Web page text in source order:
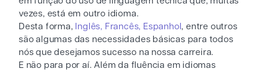
vezes, está em outro idioma.
Desta forma, Inglês, Francês, Espanhol, entre outros
são algumas das necessidades básicas para todos
nós que desejamos sucesso na nossa carreira.
E não para por aí. Além da fluência em idiomas